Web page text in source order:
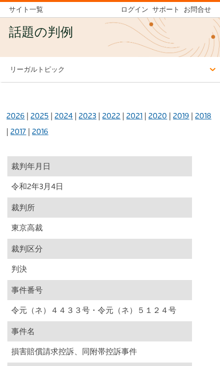
サイト一覧 ログイン サポート お問合せ
話題の判例
リーガルトピック
2026 |2025 |2024 |2023 |2022 |2021 |2020 |2019 |2018
|2017 |2016
裁判年月日
令和2年3月4日
裁判所
東京高裁
裁判区分
判決
事件番号
令元（ネ）４４３３号・令元（ネ）５１２４号
事件名
損害賠償請求控訴、同附帯控訴事件